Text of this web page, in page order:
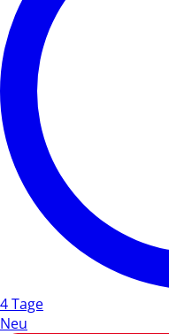
4 Tage
Neu